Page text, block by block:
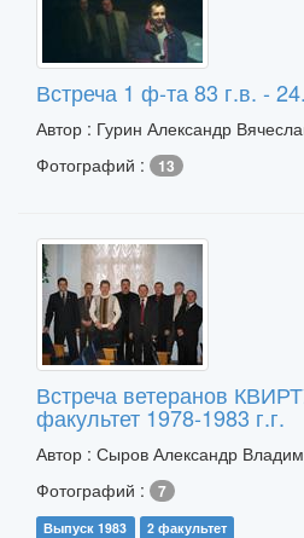
Встреча 1 ф-та 83 г.в. -
Автор : Гурин Александр
Фотографий :
13
Встреча ветеранов
факультет 1978-1983 г.г.
Автор : Сыров Александр
Фотографий :
7
Выпуск 1983 2 факультет